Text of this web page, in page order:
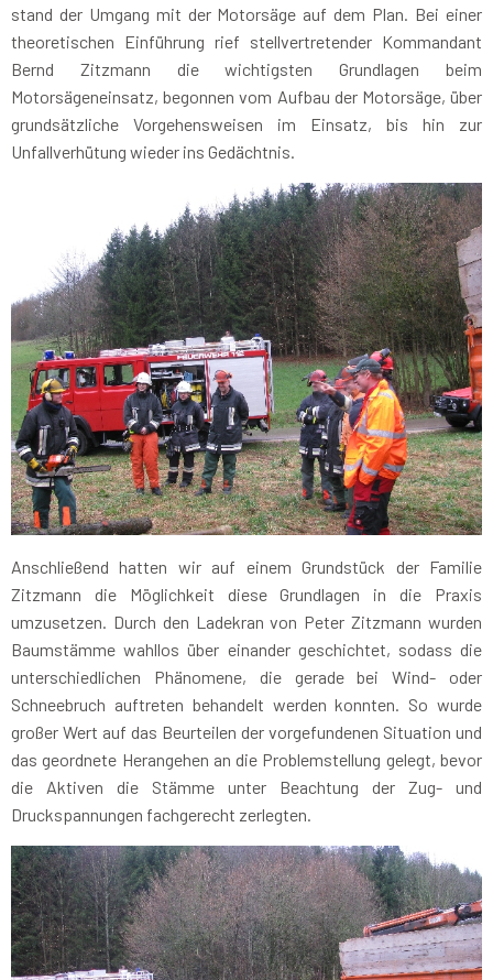
stand der Umgang mit der Motorsäge auf dem Plan. Bei einer
theoretischen Einführung rief stellvertretender Kommandant
Bernd Zitzmann die wichtigsten Grundlagen beim
Motorsägeneinsatz, begonnen vom Aufbau der Motorsäge, über
grundsätzliche Vorgehensweisen im Einsatz, bis hin zur
Unfallverhütung wieder ins Gedächtnis.
Anschließend hatten wir auf einem Grundstück der Familie
Zitzmann die Möglichkeit diese Grundlagen in die Praxis
umzusetzen. Durch den Ladekran von Peter Zitzmann wurden
Baumstämme wahllos über einander geschichtet, sodass die
unterschiedlichen Phänomene, die gerade bei Wind- oder
Schneebruch auftreten behandelt werden konnten. So wurde
großer Wert auf das Beurteilen der vorgefundenen Situation und
das geordnete Herangehen an die Problemstellung gelegt, bevor
die Aktiven die Stämme unter Beachtung der Zug- und
Druckspannungen fachgerecht zerlegten.